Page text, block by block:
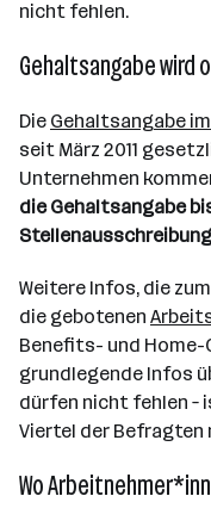
nicht fehlen.
Gehaltsangabe wird
Die Gehaltsangabe
seit März 2011
Unternehmen
die Gehaltsangabe
Weitere Infos, die
die gebotenen
Benefits- und
grundlegende Infos
dürfen nicht fehlen –
Viertel der Befragten
Wo